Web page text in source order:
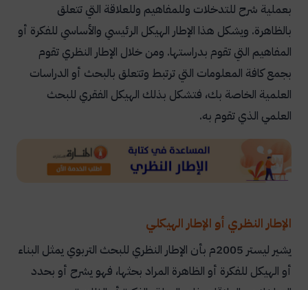
بعملية شرح للتدخلات وللمفاهيم وللعلاقة التي تتعلق
بالظاهرة. ويشكل هذا الإطار الهيكل الرئيسي والأساسي للفكرة أو
المفاهيم التي تقوم بدراستها. ومن خلال الإطار النظري تقوم
بجمع كافة المعلومات التي ترتبط وتتعلق بالبحث أو الدراسات
العلمية الخاصة بك، فتشكل بذلك الهيكل الفقري للبحث
العلمي الذي تقوم به.
الإطار النظري أو الإطار الهيكلي
يشير ليستر 2005م بأن الإطار النظري للبحث التربوي يمثل البناء
أو الهيكل للفكرة أو الظاهرة المراد بحثها، فهو يشرح أو بحدد